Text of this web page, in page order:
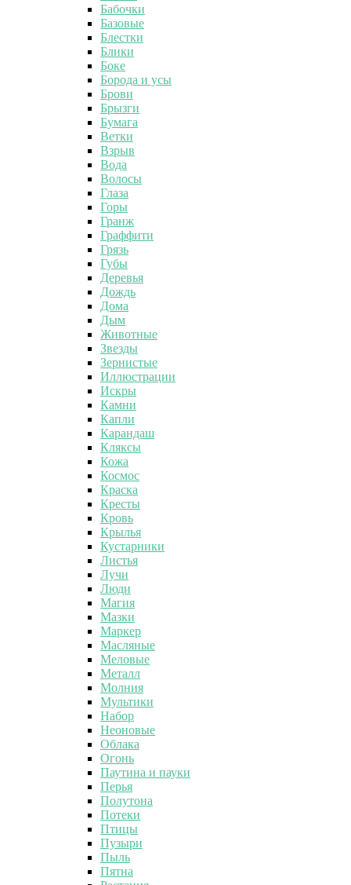
Бабочки
Базовые
Блестки
Блики
Боке
Борода и усы
Брови
Брызги
Бумага
Ветки
Взрыв
Вода
Волосы
Глаза
Горы
Гранж
Граффити
Грязь
Губы
Деревья
Дождь
Дома
Дым
Животные
Звезды
Зернистые
Иллюстрации
Искры
Камни
Капли
Карандаш
Кляксы
Кожа
Космос
Краска
Кресты
Кровь
Крылья
Кустарники
Листья
Лучи
Люди
Магия
Мазки
Маркер
Масляные
Меловые
Металл
Молния
Мультики
Набор
Неоновые
Облака
Огонь
Паутина и пауки
Перья
Полутона
Потеки
Птицы
Пузыри
Пыль
Пятна